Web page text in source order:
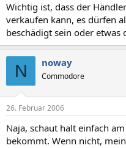
Wichtig ist, dass der
verkaufen kann, es dürfen
beschädigt sein oder etwas
N noway
Commodore
26. Februar 2006
Naja, schaut halt einfach
bekommt. Wenn nicht,